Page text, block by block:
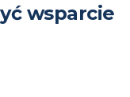
wsparcie